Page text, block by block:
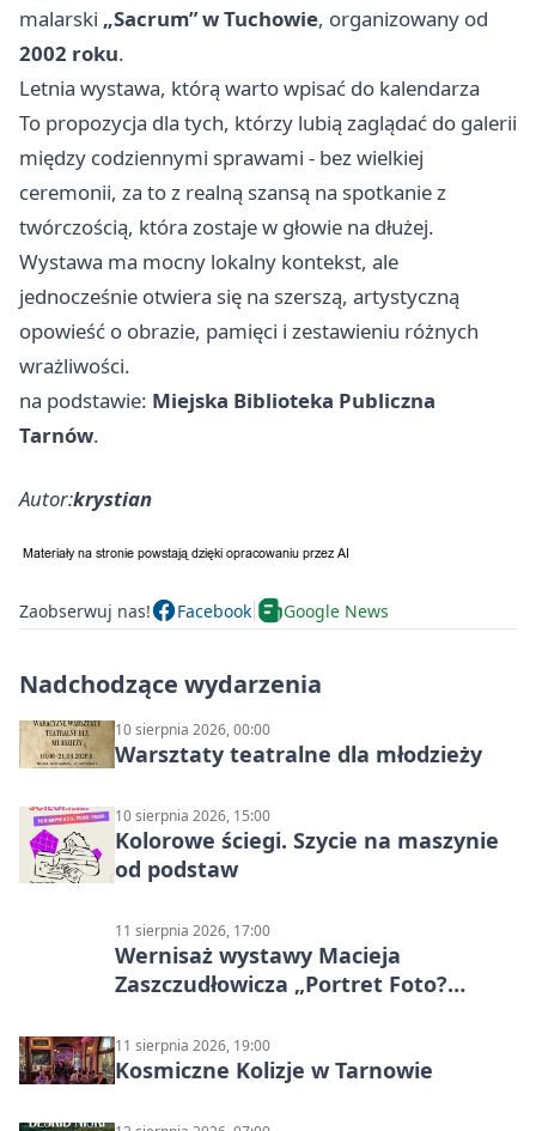
malarski „Sacrum” w Tuchowie, organizowany od
2002 roku.
Letnia wystawa, którą warto wpisać do kalendarza
To propozycja dla tych, którzy lubią zaglądać do galerii
między codziennymi sprawami - bez wielkiej
ceremonii, za to z realną szansą na spotkanie z
twórczością, która zostaje w głowie na dłużej.
Wystawa ma mocny lokalny kontekst, ale
jednocześnie otwiera się na szerszą, artystyczną
opowieść o obrazie, pamięci i zestawieniu różnych
wrażliwości.
na podstawie: Miejska Biblioteka Publiczna
Tarnów.
Autor:krystian
Zaobserwuj nas! Facebook Google News
Nadchodzące wydarzenia
10 sierpnia 2026, 00:00
Warsztaty teatralne dla młodzieży
10 sierpnia 2026, 15:00
Kolorowe ściegi. Szycie na maszynie
od podstaw
11 sierpnia 2026, 17:00
Wernisaż wystawy Macieja
Zaszczudłowicza „Portret Foto?
11 sierpnia 2026, 19:00
Kosmiczne Kolizje w Tarnowie